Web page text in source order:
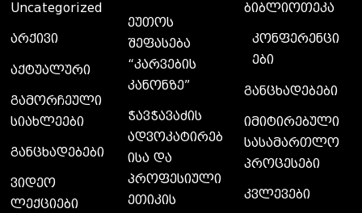
Uncategorized
არქივი
აქტუალური
გამორჩეული
სიახლეები
განცხადებები
ვიდეო
ლექციები
ეუთოს
შეფასება
“კარვების
კანონზე”
ჭავჭავაძის
ადვოკატირებ
ისა და
პროფესიული
ეთიკის
ბიბლიოთეკა
კონფერენცი
ები
განცხადებები
იმიტირებული
სასამართლო
პროცესები
კვლევები